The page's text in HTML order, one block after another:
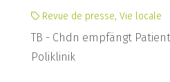
Revue de presse, Vie locale
TB - Chdn empfängt
Poliklinik